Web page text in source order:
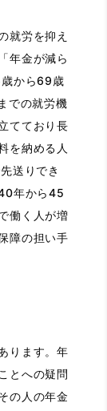
就労を抑え
年金が減ら
から69歳
での就労機
てており長
を納める人
送りでき
年から45
働く人が増
障の担い手
ります。年
とへの疑問
の人の年金